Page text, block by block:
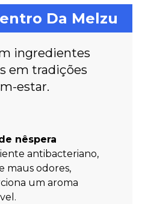
Da Melzu
ingredientes
em tradições
estar.
nêspera
antibacteriano,
maus odores,
um aroma